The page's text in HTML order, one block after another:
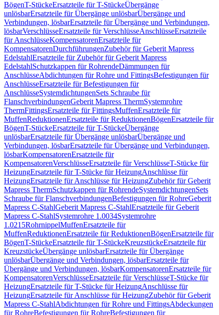
BögenT-StückeErsatzteile für T-StückeÜbergänge
unlösbarErsatzteile für Übergänge unlösbarÜbergänge und
Verbindungen, lösbarErsatzteile für Übergänge und Verbindungen,
lösbarVerschlüsseErsatzteile für VerschlüsseAnschlüsseErsatzteile
für AnschlüsseKompensatorenErsatzteile für
KompensatorenDurchführungenZubehör für Geberit Mapress
EdelstahlErsatzteile für Zubehör für Geberit Mapress
EdelstahlSchutzkappen für RohrendeDämmungen für
AnschlüsseAbdichtungen für Rohre und FittingsBefestigungen für
AnschlüsseErsatzteile für Befestigungen für
AnschlüsseSystemdichtungenSets Schraube für
FlanschverbindungenGeberit Mapress ThermSystemrohre
ThermFittingsErsatzteile für FittingsMuffenErsatzteile für
MuffenReduktionenErsatzteile für ReduktionenBögenErsatzteile für
BögenT-StückeErsatzteile für T-StückeÜbergänge
unlösbarErsatzteile für Übergänge unlösbarÜbergänge und
Verbindungen, lösbarErsatzteile für Übergänge und Verbindungen,
lösbarKompensatorenErsatzteile für
KompensatorenVerschlüsseErsatzteile für VerschlüsseT-Stücke für
HeizungErsatzteile für T-Stücke für HeizungAnschlüsse für
HeizungErsatzteile für Anschlüsse für HeizungZubehör für Geberit
Mapress ThermSchutzkappen für RohrendeSystemdichtungenSets
Schraube für FlanschverbindungenBefestigungen für RohreGeberit
Mapress C-StahlGeberit Mapress C-StahlErsatzteile für Geberit
Mapress C-StahlSystemrohre 1.0034Systemrohre
1.0215RohrnippelMuffenErsatzteile für
MuffenReduktionenErsatzteile für ReduktionenBögenErsatzteile für
BögenT-StückeErsatzteile für T-StückeKreuzstückeErsatzteile für
KreuzstückeÜbergänge unlösbarErsatzteile für Übergänge
unlösbarÜbergänge und Verbindungen, lösbarErsatzteile für
Übergänge und Verbindungen, lösbarKompensatorenErsatzteile für
KompensatorenVerschlüsseErsatzteile für VerschlüsseT-Stücke für
HeizungErsatzteile für T-Stücke für HeizungAnschlüsse für
HeizungErsatzteile für Anschlüsse für HeizungZubehör für Geberit
Mapress C-StahlAbdichtungen für Rohre und FittingsAbdeckungen
für RohreBefestigungen für RohreBefestigungen für